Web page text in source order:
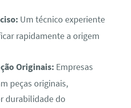
Um técnico experiente
rapidamente a origem
Originais:Empresas
peças originais,
durabilidade do